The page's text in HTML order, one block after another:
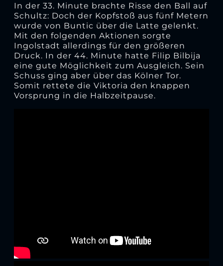
In der 33. Minute brachte Risse den Ball auf
Schultz: Doch der Kopfstoß aus fünf Metern
wurde von Buntic über die Latte gelenkt.
Mit den folgenden Aktionen sorgte
Ingolstadt allerdings für den größeren
Druck. In der 44. Minute hatte Filip Bilbija
eine gute Möglichkeit zum Ausgleich. Sein
Schuss ging aber über das Kölner Tor.
Somit rettete die Viktoria den knappen
Vorsprung in die Halbzeitpause.